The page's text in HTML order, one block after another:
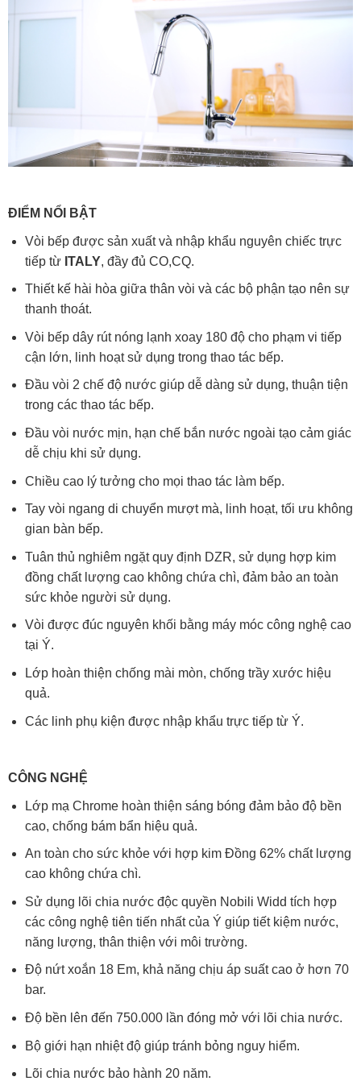
ĐIỂM NỔI BẬT
Vòi bếp được sản xuất và nhập khẩu nguyên chiếc trực
tiếp từITALY, đầy đủ CO,CQ.
Thiết kế hài hòa giữa thân vòi và các bộ phận tạo nên sự
thanh thoát.
Vòi bếp dây rút nóng lạnh xoay 180 độ cho phạm vi tiếp
cận lớn, linh hoạt sử dụng trong thao tác bếp.
Đầu vòi 2 chế độ nước giúp dễ dàng sử dụng, thuận tiện
trong các thao tác bếp.
Đầu vòi nước mịn, hạn chế bắn nước ngoài tạo cảm giác
dễ chịu khi sử dụng.
Chiều cao lý tưởng cho mọi thao tác làm bếp.
Tay vòi ngang di chuyển mượt mà, linh hoạt, tối ưu không
gian bàn bếp.
Tuân thủ nghiêm ngặt quy định DZR, sử dụng hợp kim
đồng chất lượng cao không chứa chì, đảm bảo an toàn
sức khỏe người sử dụng.
Vòi được đúc nguyên khối bằng máy móc công nghệ cao
tại Ý.
Lớp hoàn thiện chống mài mòn, chống trầy xước hiệu
quả.
Các linh phụ kiện được nhập khẩu trực tiếp từ Ý.
CÔNG NGHỆ
Lớp mạ Chrome hoàn thiện sáng bóng đảm bảo độ bền
cao, chống bám bẩn hiệu quả.
An toàn cho sức khỏe với hợp kim Đồng 62% chất lượng
cao không chứa chì.
Sử dụng lõi chia nước độc quyền Nobili Widd tích hợp
các công nghệ tiên tiến nhất của Ý giúp tiết kiệm nước,
năng lượng, thân thiện với môi trường.
Độ nứt xoắn 18 Em, khả năng chịu áp suất cao ở hơn 70
bar.
Độ bền lên đến 750.000 lần đóng mở với lõi chia nước.
Bộ giới hạn nhiệt độ giúp tránh bỏng nguy hiểm.
Lõi chia nước bảo hành 20 năm.